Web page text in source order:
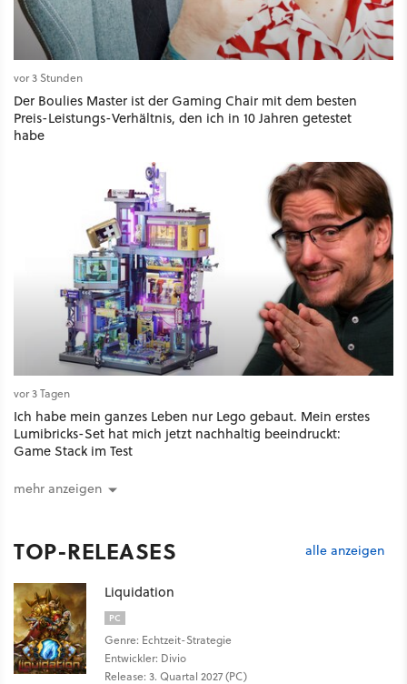
vor 3 Stunden
Der Boulies Master ist der Gaming Chair mit dem besten
Preis-Leistungs-Verhältnis, den ich in 10 Jahren getestet
habe
vor 3 Tagen
Ich habe mein ganzes Leben nur Lego gebaut. Mein erstes
Lumibricks-Set hat mich jetzt nachhaltig beeindruckt:
Game Stack im Test
mehr anzeigen
TOP-RELEASES alle anzeigen
Liquidation
PC
Genre: Echtzeit-Strategie
Entwickler: Divio
Release: 3. Quartal 2027 (PC)